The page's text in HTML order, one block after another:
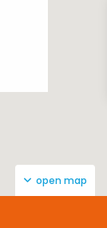
open map